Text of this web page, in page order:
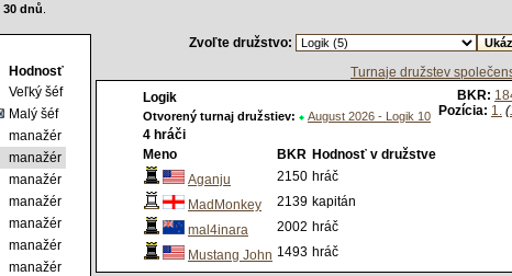
30 dnů
Hodnosť
Veľký šéf
Malý šéf
manažér
manažér
manažér
manažér
manažér
manažér
manažér
Zvoľte družstvo:
Turnaje družstev
BKR:
Pozícia: 1. (
Logik
Otvorený turnaj družstiev: August 2026 - Logik 10
4 hráči
Meno
BKR Hodnosť v družstve
Aganju
2150 hráč
MadMonkey
2139 kapitán
mal4inara
2002 hráč
Mustang John 1493 hráč